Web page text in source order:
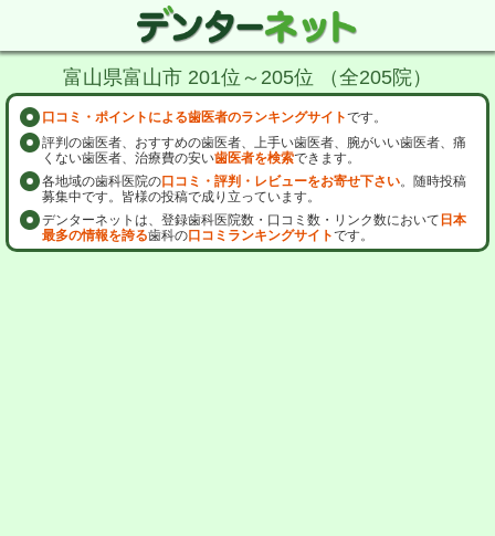
富山県富山市 201位～205位 （全205院）
口コミ・ポイントによる歯医者のランキングサイトです。
評判の歯医者、おすすめの歯医者、上手い歯医者、腕がいい歯医者、痛
くない歯医者、治療費の安い歯医者を検索できます。
各地域の歯科医院の口コミ・評判・レビューをお寄せ下さい。随時投稿
募集中です。皆様の投稿で成り立っています。
デンターネットは、登録歯科医院数・口コミ数・リンク数において 日本
最多の情報を誇る歯科の口コミランキングサイトです。